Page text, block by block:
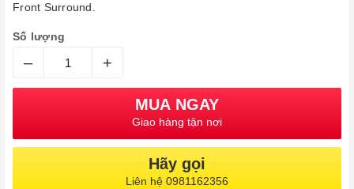
Front Surround.
Số lượng
– +
MUA NGAY
Giao hàng tận nơi
Hãy gọi
Liên hệ 0981162356